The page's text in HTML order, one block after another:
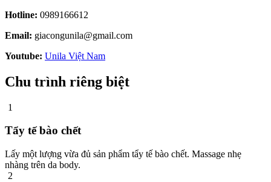
Hotline: 0989166612
Email: giacongunila@gmail.com
Youtube: Unila Việt Nam
Chu trình riêng biệt
1
Tẩy tế bào chết
Lấy một lượng vừa đủ sản phẩm tẩy tế bào chết. Massage nhẹ
nhàng trên da body.
2